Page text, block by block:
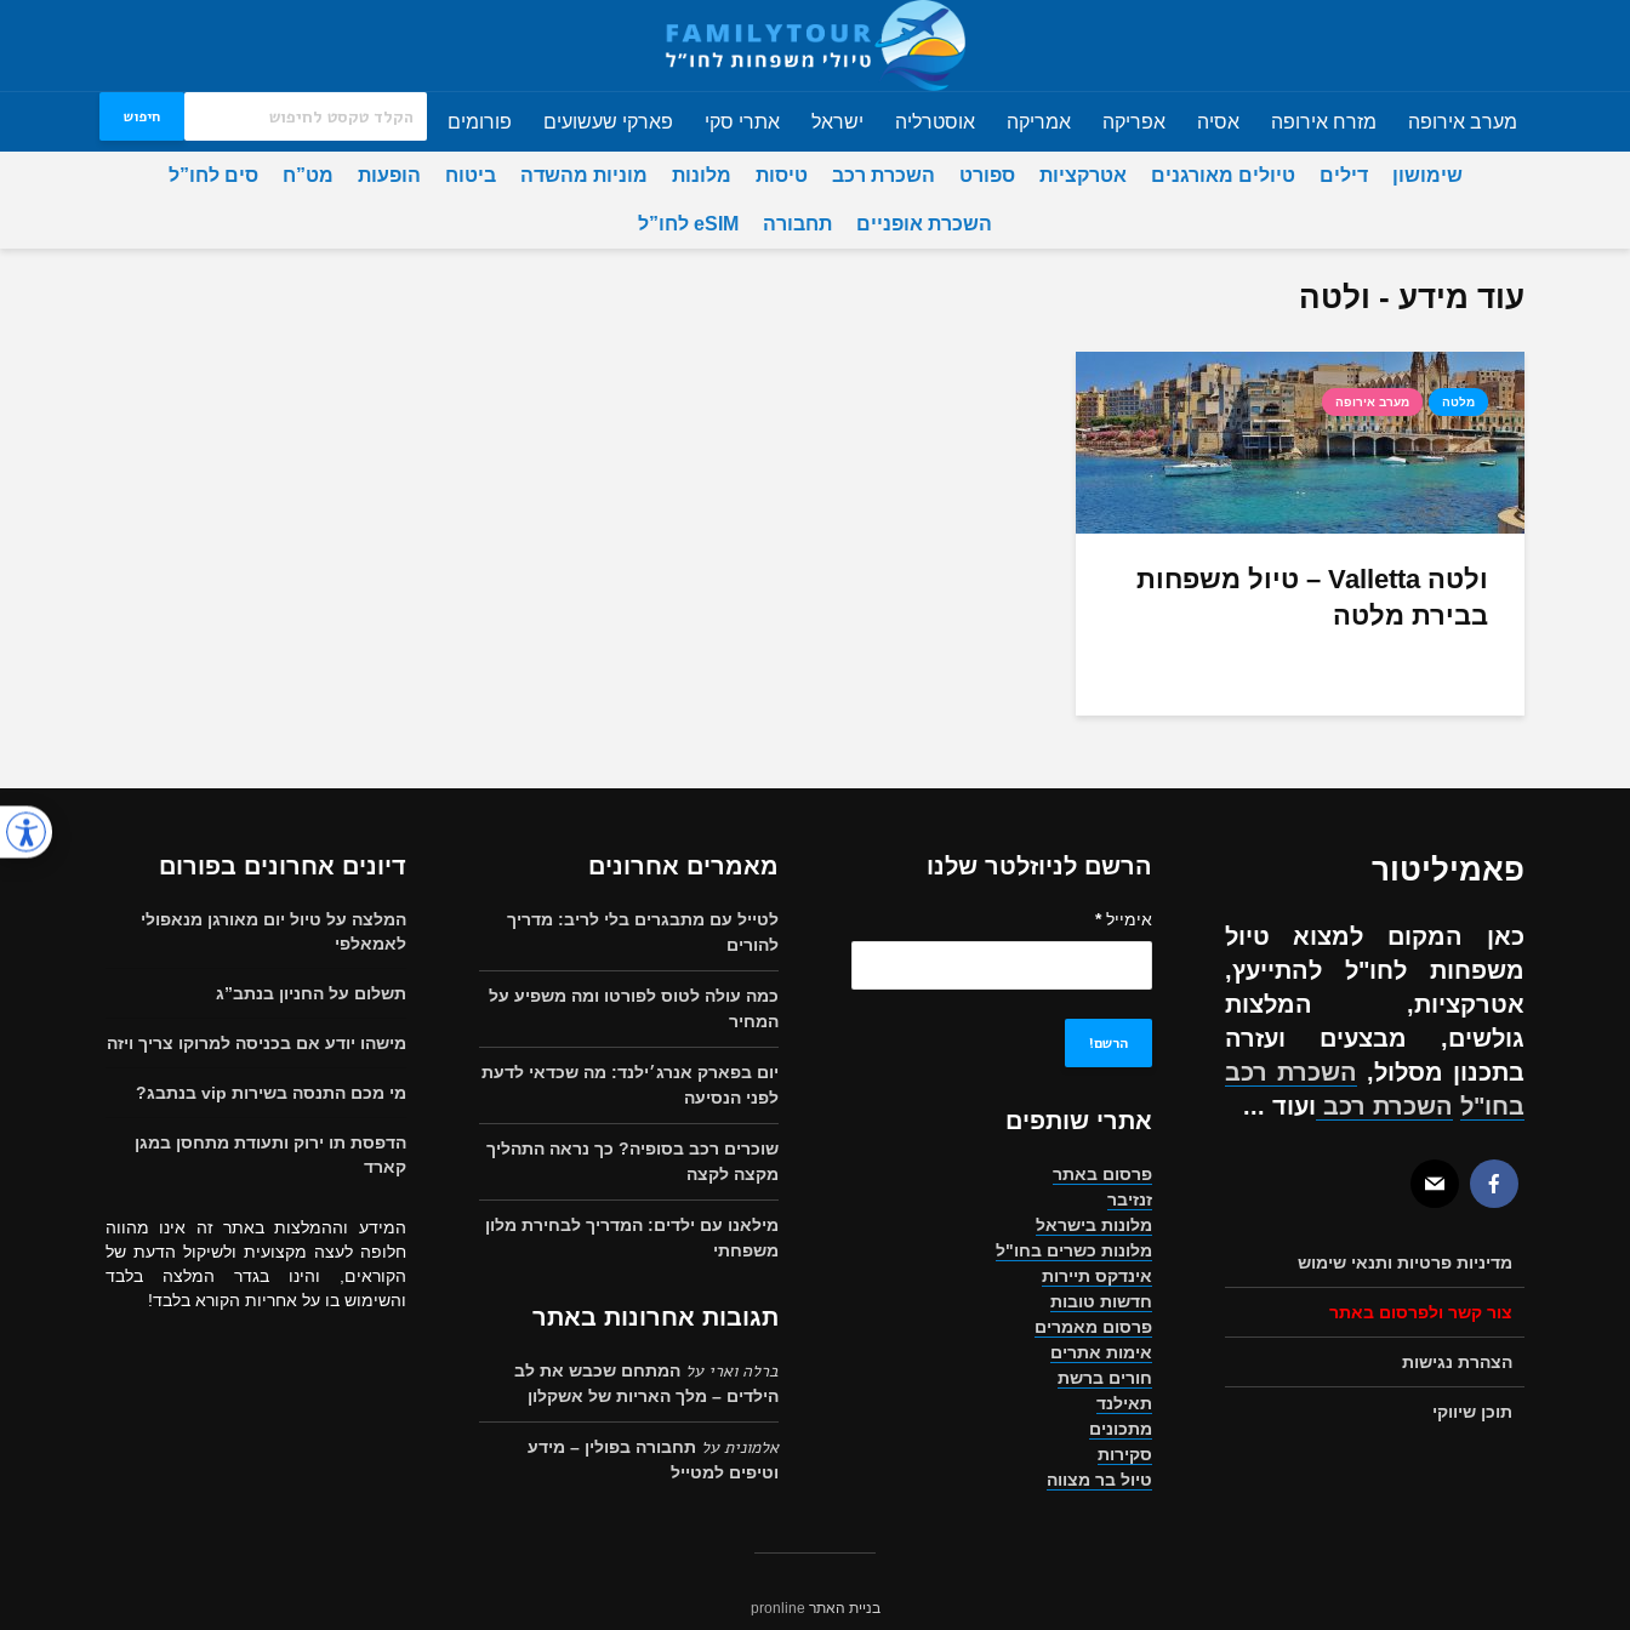
מערב אירופה מזרח אירופה אסיה אפריקה אמריקה אוסטרליה ישראל אתרי סקי פארקי שעשועים פורומים חיפוש
שימושון דילים טיולים מאורגנים אטרקציות ספורט השכרת רכב טיסות מלונות מוניות מהשדה ביטוח הופעות מט”ח סים לחו”ל
השכרת אופניים תחבורה eSIM לחו”ל
עוד מידע - ולטה
מלטה מערב אירופה
ולטה Valletta – טיול משפחות
בבירת מלטה
פאמיליטור
כאן המקום למצוא טיול
משפחות לחו"ל להתייעץ,
אטרקציות, המלצות
גולשים, מבצעים ועזרה
בתכנון מסלול, השכרת רכב
בחו"ל השכרת רכב ועוד ...
מדיניות פרטיות ותנאי שימוש
צור קשר ולפרסום באתר
הצהרת נגישות
תוכן שיווקי
הרשם לניוזלטר שלנו
אימייל*
אתרי שותפים
פרסום באתר
זנזיבר
מלונות בישראל
מלונות כשרים בחו"ל
אינדקס תיירות
חדשות טובות
פרסום מאמרים
אימות אתרים
חורים ברשת
תאילנד
מתכונים
סקירות
טיול בר מצווה
מאמרים אחרונים
לטייל עם מתבגרים בלי לריב: מדריך
להורים
כמה עולה לטוס לפורטו ומה משפיע על
המחיר
יום בפארק אנרג׳ילנד: מה שכדאי לדעת
לפני הנסיעה
שוכרים רכב בסופיה? כך נראה התהליך
מקצה לקצה
מילאנו עם ילדים: המדריך לבחירת מלון
משפחתי
תגובות אחרונות באתר
ברלה וארי על המתחם שכבש את לב
הילדים – מלך האריות של אשקלון
אלמוניתעל תחבורה בפולין – מידע
וטיפים למטייל
דיונים אחרונים בפורום
המלצה על טיול יום מאורגן מנאפולי
לאמאלפי
תשלום על החניון בנתב”ג
מישהו יודע אם בכניסה למרוקו צריך ויזה
מי מכם התנסה בשירות vip בנתבג?
הדפסת תו ירוק ותעודת מתחסן במגן
קארד
המידע וההמלצות באתר זה אינו מהווה
חלופה לעצה מקצועית ולשיקול הדעת של
הקוראים, והינו בגדר המלצה בלבד
והשימוש בו על אחריות הקורא בלבד!
בניית האתר pronline